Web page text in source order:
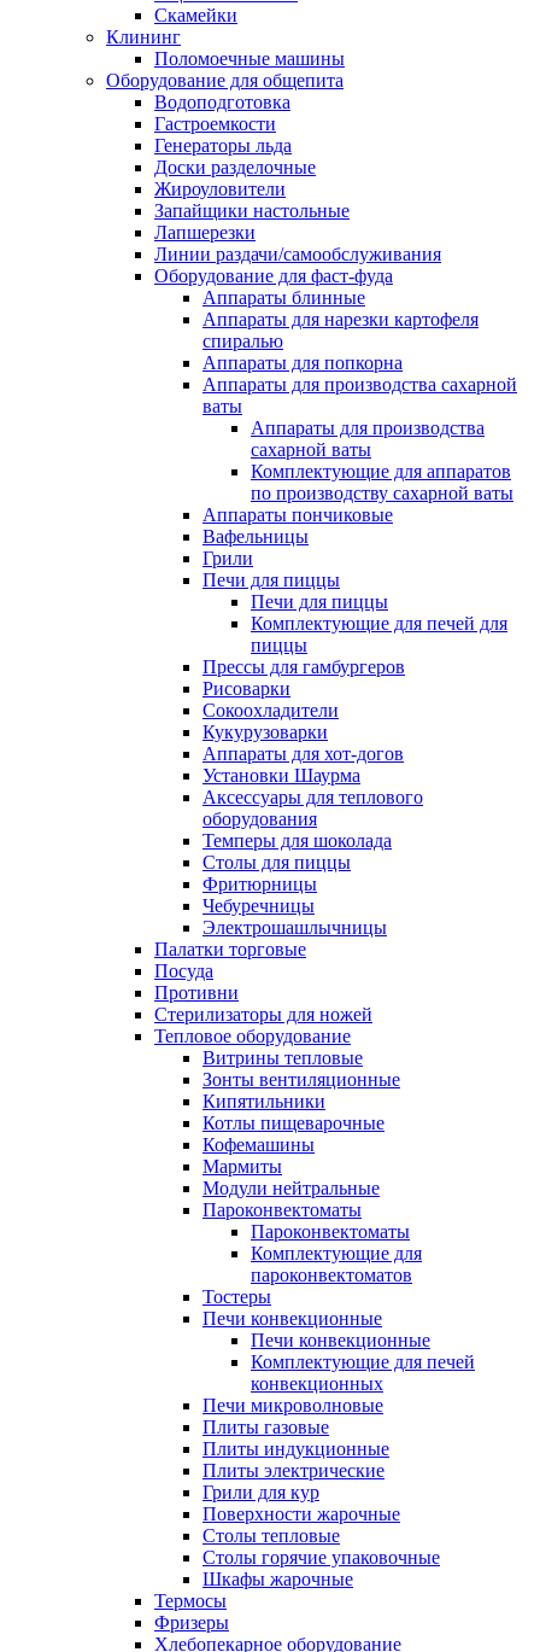
Скамейки
Клининг
Поломоечные машины
Оборудование для общепита
Водоподготовка
Гастроемкости
Генераторы льда
Доски разделочные
Жироуловители
Запайщики настольные
Лапшерезки
Линии раздачи/самообслуживания
Оборудование для фаст-фуда
Аппараты блинные
Аппараты для нарезки картофеля
спиралью
Аппараты для попкорна
Аппараты для производства сахарной
ваты
Аппараты для производства
сахарной ваты
Комплектующие для аппаратов
по производству сахарной ваты
Аппараты пончиковые
Вафельницы
Грили
Печи для пиццы
Печи для пиццы
Комплектующие для печей для
пиццы
Прессы для гамбургеров
Рисоварки
Сокоохладители
Кукурузоварки
Аппараты для хот-догов
Установки Шаурма
Аксессуары для теплового
оборудования
Темперы для шоколада
Столы для пиццы
Фритюрницы
Чебуречницы
Электрошашлычницы
Палатки торговые
Посуда
Противни
Стерилизаторы для ножей
Тепловое оборудование
Витрины тепловые
Зонты вентиляционные
Кипятильники
Котлы пищеварочные
Кофемашины
Мармиты
Модули нейтральные
Пароконвектоматы
Пароконвектоматы
Комплектующие для
пароконвектоматов
Тостеры
Печи конвекционные
Печи конвекционные
Комплектующие для печей
конвекционных
Печи микроволновые
Плиты газовые
Плиты индукционные
Плиты электрические
Грили для кур
Поверхности жарочные
Столы тепловые
Столы горячие упаковочные
Шкафы жарочные
Термосы
Фризеры
Хлебопекарное оборудование